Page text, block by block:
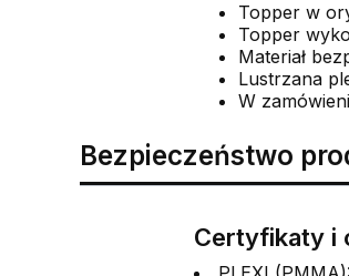
Topper w
Topper
Materiał
Lustrzana
W
Bezpieczeństwo
Certyfikaty i